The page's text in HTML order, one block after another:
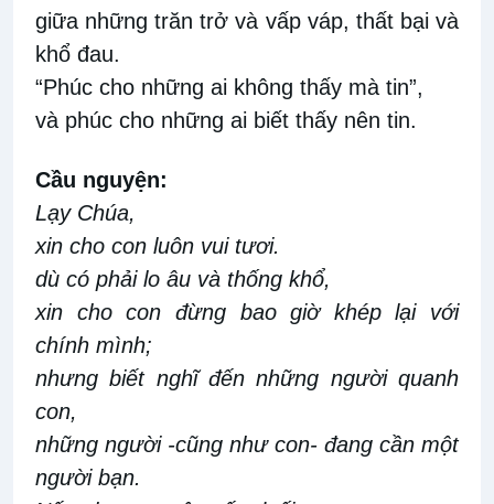
giữa những trăn trở và vấp váp, thất bại và
khổ đau.
“Phúc cho những ai không thấy mà tin”,
và phúc cho những ai biết thấy nên tin.
Cầu nguyện:
Lạy Chúa,
xin cho con luôn vui tươi.
dù có phải lo âu và thống khổ,
xin cho con đừng bao giờ khép lại với
chính mình;
nhưng biết nghĩ đến những người quanh
con,
những người -cũng như con- đang cần một
người bạn.